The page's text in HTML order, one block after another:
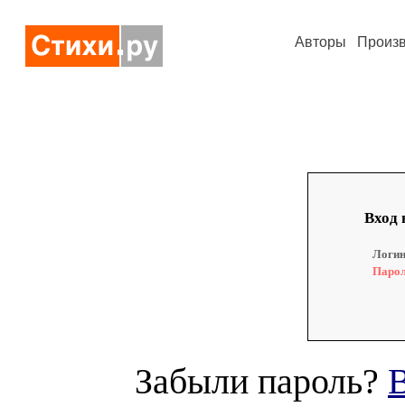
Авторы
Вход
Забыли пароль?